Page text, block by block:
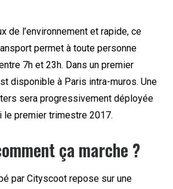
de l’environnement et rapide, ce
permet à toute personne
7h et 23h. Dans un premier
disponible à Paris intra-muros. Une
sera progressivement déployée
le premier trimestre 2017.
ça marche ?
par Cityscoot repose sur une